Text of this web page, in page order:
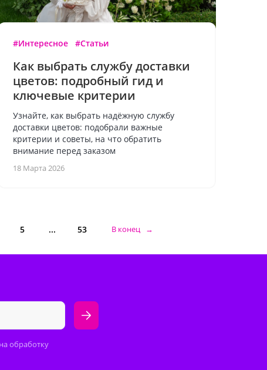
#Интересное #Статьи
Как выбрать службу доставки
цветов: подробный гид и
ключевые критерии
Узнайте, как выбрать надёжную службу
доставки цветов: подобрали важные
критерии и советы, на что обратить
внимание перед заказом
18 Марта 2026
5 ... 53 В конец →
обработку